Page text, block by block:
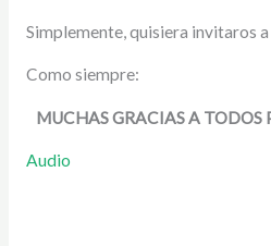
Simplemente, quisiera invitaros a
Como siempre:
MUCHAS GRACIAS A TODOS
Audio